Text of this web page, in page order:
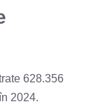
628.356
2024.